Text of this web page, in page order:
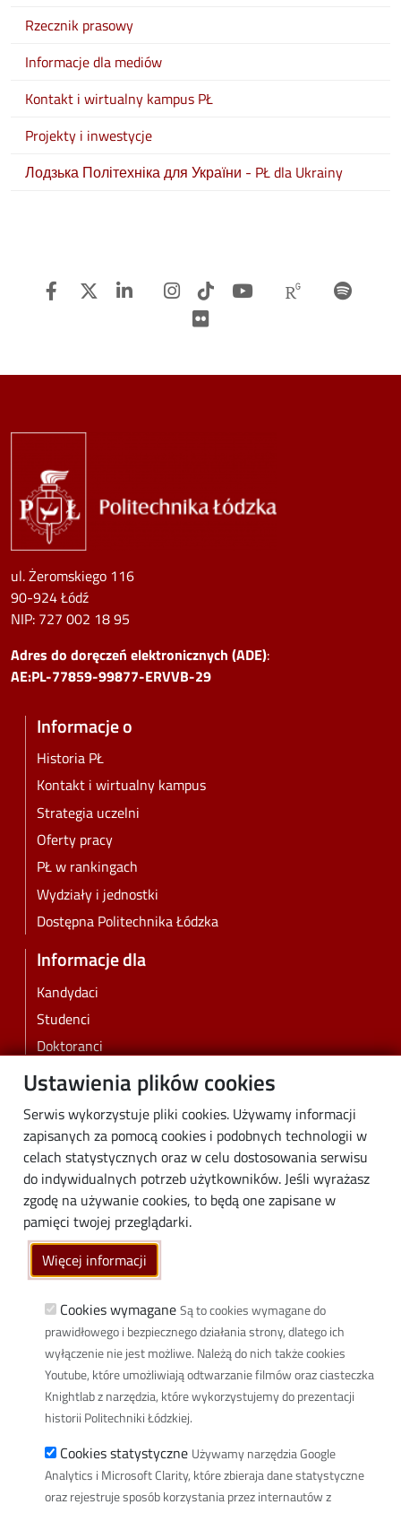
Ustawienia plików cookies
Serwis wykorzystuje pliki cookies. Używamy informacji
zapisanych za pomocą cookies i podobnych technologii w
celach statystycznych oraz w celu dostosowania serwisu
do indywidualnych potrzeb użytkowników. Jeśli wyrażasz
zgodę na używanie cookies, to będą one zapisane w
pamięci twojej przeglądarki.
Więcej informacji
Cookies wymagane Są to cookies wymagane do
prawidłowego i bezpiecznego działania strony, dlatego ich
wyłączenie nie jest możliwe. Należą do nich także cookies
Youtube, które umożliwiają odtwarzanie filmów oraz ciasteczka
Knightlab z narzędzia, które wykorzystujemy do prezentacji
historii Politechniki Łódzkiej.
Cookies statystyczne Używamy narzędzia Google
Analytics i Microsoft Clarity, które zbieraja dane statystyczne
oraz rejestruje sposób korzystania przez internautów z
Rzecznik prasowy
Informacje dla mediów
Kontakt i wirtualny kampus PŁ
Projekty i inwestycje
Лодзька Політехніка для України - PŁ dla Ukrainy
Facebook
Twitter LinkedinInstagram
TiTok Youtube
ul. Żeromskiego 116
90-924 Łódź
NIP: 727 002 18 95
Adres do doręczeń elektronicznych (ADE):
AE:PL-77859-99877-ERVVB-29
Informacje o
Historia PŁ
Kontakt i wirtualny kampus
Strategia uczelni
Oferty pracy
PŁ w rankingach
Wydziały i jednostki
Dostępna Politechnika Łódzka
Informacje dla
Kandydaci
Studenci
Doktoranci
Pracownicy
Biznes
Media
Społeczność lokalna
Linki
Wikamp
Poczta elektroniczna
Biblioteka PŁ
Dyscypliny naukowe w PŁ
Inicjatywa Doskonałości Uczelnia Badawcza
BIP
Klauzula RODO
Polityka prywatności
Deklaracja dostępności cyfrowej
Informacja o PŁ w Polskim Języku Migowym